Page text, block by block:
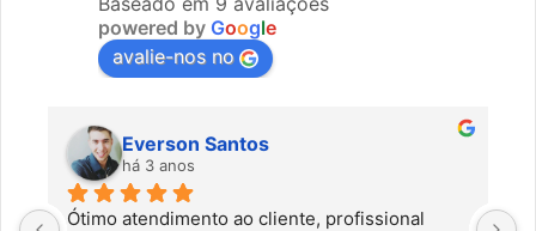
powered by Google
avalie-nos no
Everson Santos
há 3 anos
Ótimo atendimento ao cliente, profissional